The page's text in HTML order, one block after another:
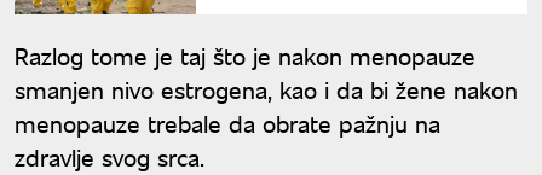
Razlog tome je taj što je nakon menopauze
smanjen nivo estrogena, kao i da bi žene nakon
menopauze trebale da obrate pažnju na
zdravlje svog srca.